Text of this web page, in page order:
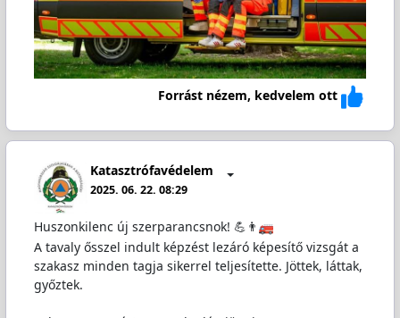
Forrást nézem, kedvelem ott
Katasztrófavédelem
2025. 06. 22. 08:29
Huszonkilenc új szerparancsnok! 💪👨‍
A tavaly ősszel indult képzést lezáró képesítő vizsgát a
szakasz minden tagja sikerrel teljesítette. Jöttek, láttak,
győztek.